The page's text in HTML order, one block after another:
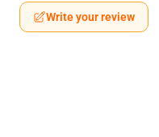
Write your review